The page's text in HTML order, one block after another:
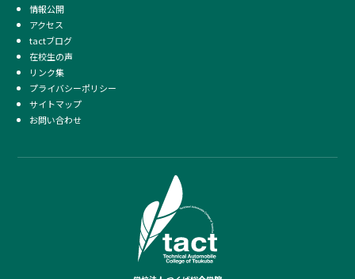
情報公開
アクセス
tactブログ
在校生の声
リンク集
プライバシーポリシー
サイトマップ
お問い合わせ